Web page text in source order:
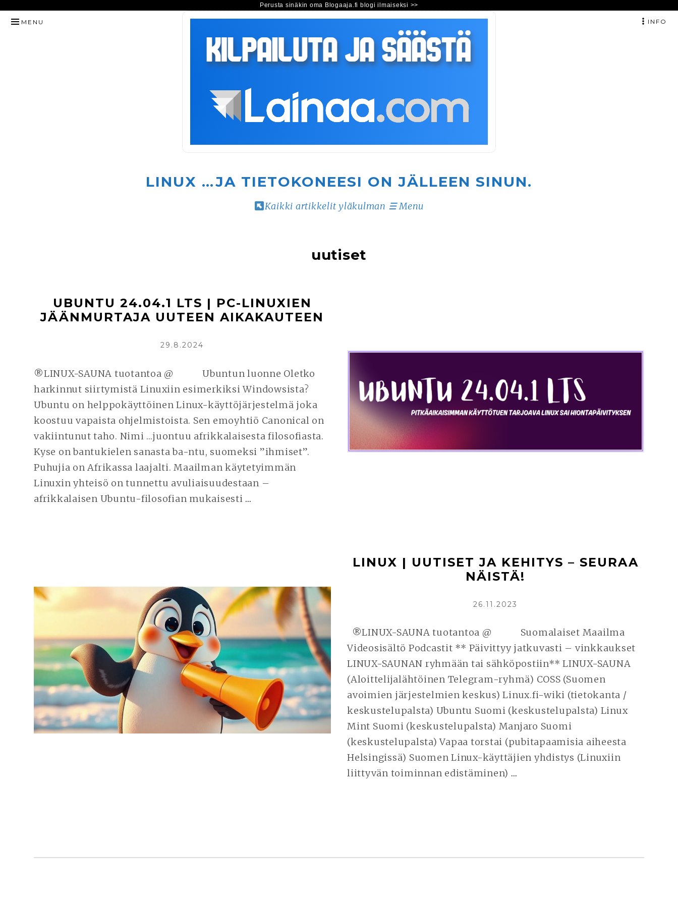
Perusta sinäkin oma Blogaaja.fi blogi ilmaiseksi >>
HYPPÄÄ
LINUX …JA TIETOKONEESI ON JÄLLEEN SINUN.
Kaikki artikkelit yläkulman ☰ Menu
MENU INFO
uutiset
UBUNTU 24.04.1 LTS | PC-LINUXIEN
JÄÄNMURTAJA UUTEEN AIKAKAUTEEN
KIRJOITETTU
29.8.2024
®LINUX-SAUNA tuotantoa @ Ubuntun luonne Oletko
harkinnut siirtymistä Linuxiin esimerkiksi Windowsista?
Ubuntu on helppokäyttöinen Linux-käyttöjärjestelmä joka
koostuu vapaista ohjelmistoista. Sen emoyhtiö Canonical on
vakiintunut taho. Nimi …juontuu afrikkalaisesta filosofiasta.
Kyse on bantukielen sanasta ba-ntu, suomeksi ”ihmiset”.
Puhujia on Afrikassa laajalti. Maailman käytetyimmän
Linuxin yhteisö on tunnettu avuliaisuudestaan –
afrikkalaisen Ubuntu-filosofian mukaisesti …
PC-
LINUXIEN
JÄÄNMURTAJA
UUTEEN
AIKAKAUTEEN
LINUX | UUTISET JA KEHITYS – SEURAA
NÄISTÄ!
KIRJOITETTU
26.11.2023
®LINUX-SAUNA tuotantoa @ Suomalaiset Maailma
Videosisältö Podcastit ** Päivittyy jatkuvasti – vinkkaukset
LINUX-SAUNAN ryhmään tai sähköpostiin** LINUX-SAUNA
(Aloittelijalähtöinen Telegram-ryhmä) COSS (Suomen
avoimien järjestelmien keskus) Linux.fi-wiki (tietokanta /
keskustelupalsta) Ubuntu Suomi (keskustelupalsta) Linux
Mint Suomi (keskustelupalsta) Manjaro Suomi
(keskustelupalsta) Vapaa torstai (pubitapaamisia aiheesta
Helsingissä) Suomen Linux-käyttäjien yhdistys (Linuxiin
liittyvän toiminnan edistäminen) …